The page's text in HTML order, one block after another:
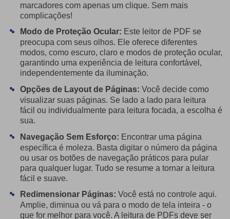
marcadores com apenas um clique. Sem mais
complicações!
Modo de Proteção Ocular: Este leitor de PDF se
preocupa com seus olhos. Ele oferece diferentes
modos, como escuro, claro e modos de proteção ocular,
garantindo uma experiência de leitura confortável,
independentemente da iluminação.
Opções de Layout de Páginas: Você decide como
visualizar suas páginas. Se lado a lado para leitura
fácil ou individualmente para leitura focada, a escolha é
sua.
Navegação Sem Esforço: Encontrar uma página
específica é moleza. Basta digitar o número da página
ou usar os botões de navegação práticos para pular
para qualquer lugar. Tudo se resume a tornar a leitura
fácil e suave.
Redimensionar Páginas: Você está no controle aqui.
Amplie, diminua ou vá para o modo de tela inteira - o
que for melhor para você. A leitura de PDFs deve ser